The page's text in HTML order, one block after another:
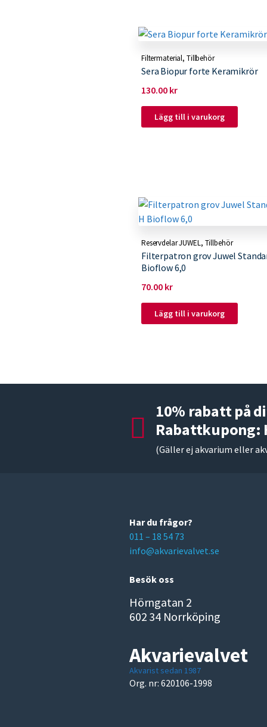
Filtermaterial, Tillbehör
Sera Biopur forte Keramikrör
130.00 kr
Lägg till i varukorg
Reservdelar JUWEL, Tillbehör
Filterpatron grov Juwel
Bioflow 6,0
70.00 kr
Lägg till i varukorg
10% rabatt på
Rabattkupong:
(Gäller ej akvarium eller
Har du frågor?
011 – 18 54 73
info@akvarievalvet.se
Besök oss
Hörngatan 2
602 34 Norrköping
Akvarievalvet
Akvarist sedan 1987
Org. nr: 620106-1998